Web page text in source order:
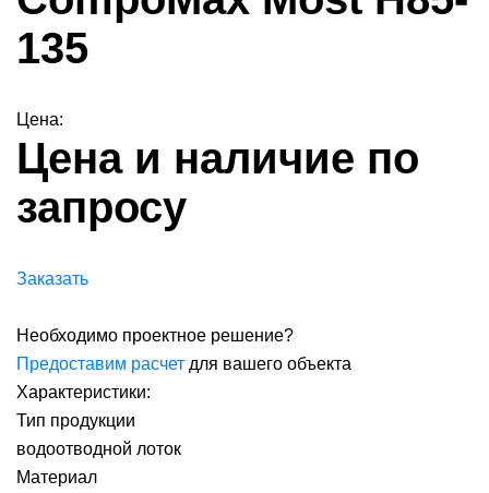
135
Цена:
Цена и наличие по
запросу
Заказать
Необходимо проектное решение?
Предоставим расчет для вашего объекта
Характеристики:
Тип продукции
водоотводной лоток
Материал